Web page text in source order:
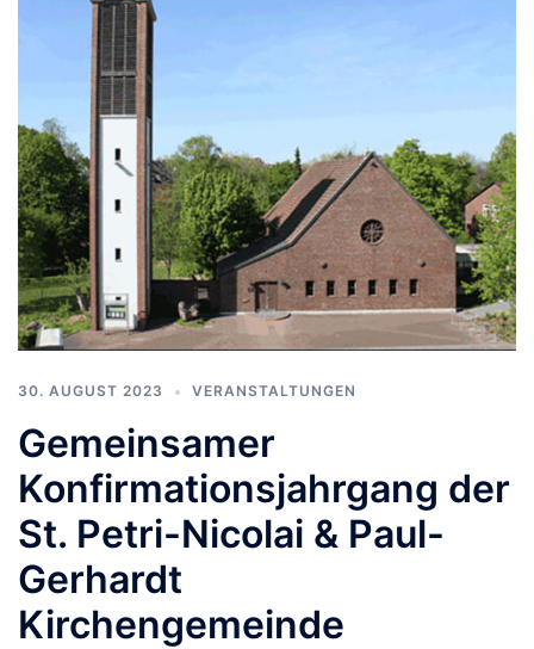
30. AUGUST 2023 VERANSTALTUNGEN
Gemeinsamer
Konfirmationsjahrgang der
St. Petri-Nicolai & Paul-
Gerhardt
Kirchengemeinde